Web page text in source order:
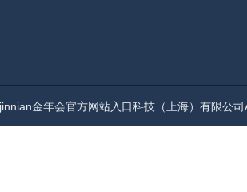
金年会官方网站入口科技（上海）有限